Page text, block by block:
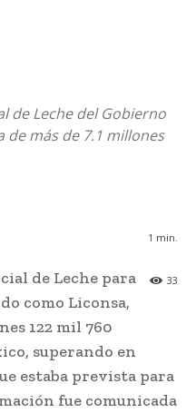
de Leche del Gobierno
más de 7.1 millones
1 min.
33
de Leche para
como Liconsa,
122 mil 760
superando en
estaba prevista para
fue comunicada